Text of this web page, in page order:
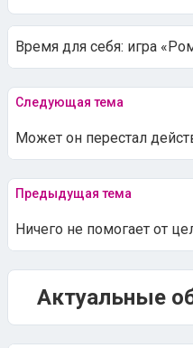
Время для себя: игра
Следующая тема
Может он перестал
Предыдущая тема
Ничего не помогает от
Актуальные